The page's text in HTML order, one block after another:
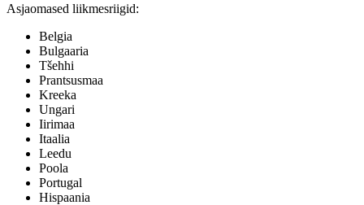
Asjaomased liikmesriigid:
Belgia
Bulgaaria
Tšehhi
Prantsusmaa
Kreeka
Ungari
Iirimaa
Itaalia
Leedu
Poola
Portugal
Hispaania